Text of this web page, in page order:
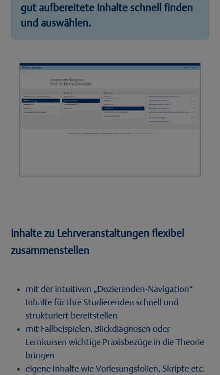
gut aufbereitete Inhalte schnell finden
und auswählen.
Inhalte zu Lehrveranstaltungen flexibel
zusammenstellen
mit der intuitiven „Dozierenden-Navigation“
Inhalte für Ihre Studierenden schnell und
strukturiert bereitstellen
mit Fallbeispielen, Blickdiagnosen oder
Lernkursen wichtige Praxisbezüge in die Theorie
bringen
eigene Inhalte wie Vorlesungsfolien, Skripte etc.